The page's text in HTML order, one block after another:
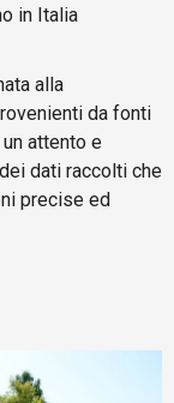
in Italia
alla
da fonti
attento e
dati raccolti che
precise ed